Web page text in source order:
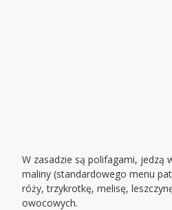
W zasadzie są polifagami, jedzą
maliny (standardowego menu
róży, trzykrotkę, melisę,
owocowych.